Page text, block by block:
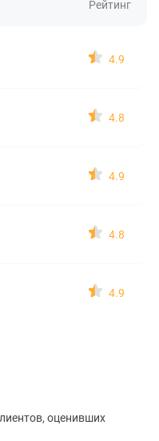
Рейтинг
4.9
4.8
4.9
4.8
4.9
оценивших